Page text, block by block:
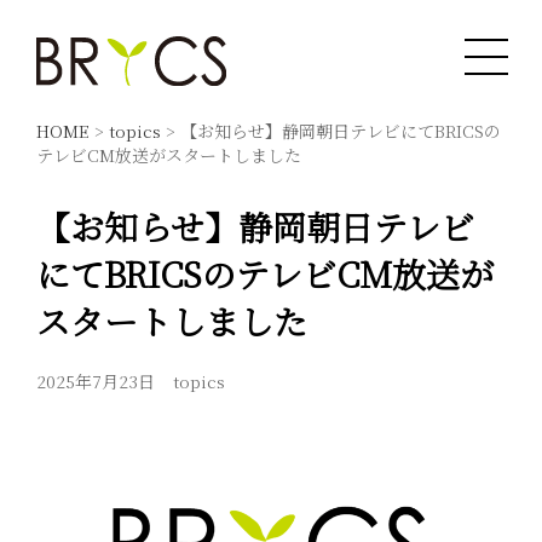
HOME >topics >
【お知らせ】静岡朝日テレビにてBRICSの
テレビCM放送がスタートしました
【お知らせ】静岡朝日テレビ
にてBRICSのテレビCM放送が
スタートしました
2025年7月23日 topics